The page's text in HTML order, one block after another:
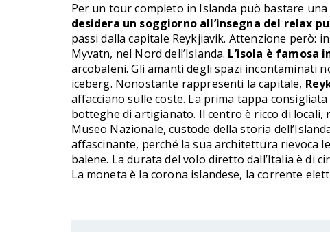
Per un tour completo in Islanda può bastare
desidera un soggiorno all’insegna del relax
passi dalla capitale Reykjiavik. Attenzione
Myvatn, nel Nord dell’Islanda. L’isola è famosa
arcobaleni. Gli amanti degli spazi incontaminati
iceberg. Nonostante rappresenti la capitale,
affacciano sulle coste. La prima tappa
botteghe di artigianato. Il centro è ricco di
Museo Nazionale, custode della storia
affascinante, perché la sua architettura rievoca
balene. La durata del volo diretto dall’Italia è di
La moneta è la corona islandese, la corrente